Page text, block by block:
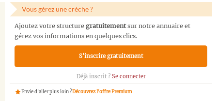
Vous gérez une crèche ?
Ajoutez votre structure gratuitementsur notre annuaire et
gérez vos informations en quelques clics.
S'inscrire gratuitement
Déjà inscrit ? Se connecter
Envie d'aller plus loin ?Découvrez l'offre Premium